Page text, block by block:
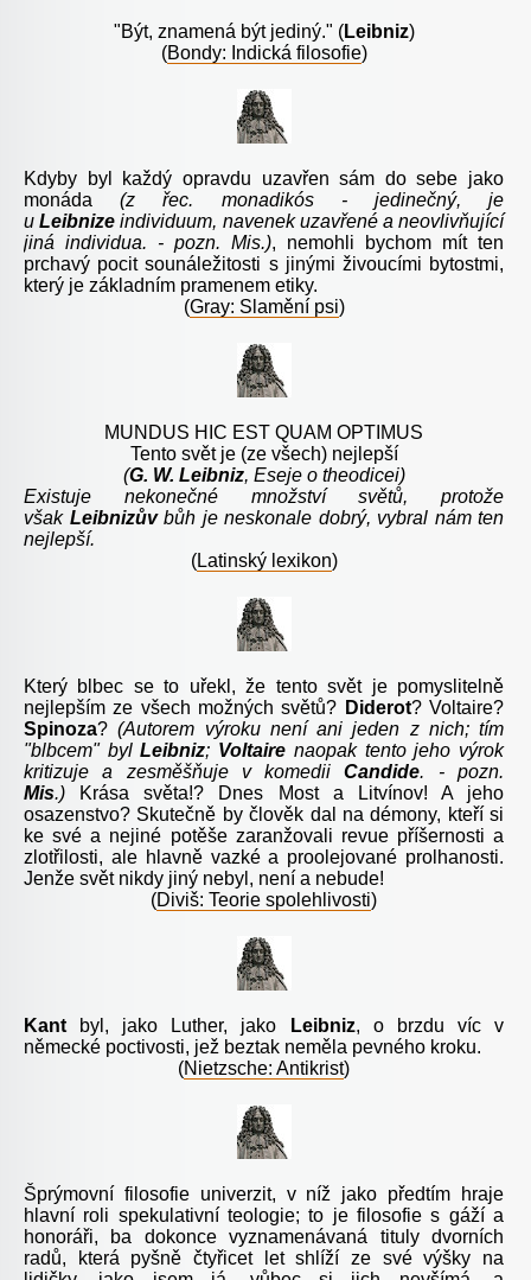
"Být, znamená být jediný." (Leibniz)
(Bondy: Indická filosofie)
Kdyby byl každý opravdu uzavřen sám do sebe jako
monáda
(z řec. monadikós - jedinečný, je
u Leibnize individuum, navenek uzavřené a neovlivňující
jiná individua. - pozn. Mis.), nemohli bychom mít ten
prchavý pocit sounáležitosti s jinými živoucími bytostmi,
který je základním pramenem etiky.
(Gray: Slamění psi)
MUNDUS HIC EST QUAM OPTIMUS
Tento svět je (ze všech) nejlepší
(G. W. Leibniz, Eseje o theodicei)
Existuje nekonečné množství světů, protože
však Leibnizův bůh je neskonale dobrý, vybral nám ten
nejlepší.
(Latinský lexikon)
Který blbec se to uřekl, že tento svět je pomyslitelně
nejlepším ze všech možných světů? Diderot? Voltaire?
Spinoza? (Autorem výroku není ani jeden z nich; tím
"blbcem" byl Leibniz; Voltaire naopak tento jeho výrok
kritizuje a zesměšňuje v komediiCandide. - pozn.
Mis.) Krásasvěta!? Dnes Most a Litvínov! A jeho
osazenstvo? Skutečně by člověk dal na démony, kteří si
ke své a nejiné potěše zaranžovali revue příšernosti a
zlotřilosti, ale hlavně vazké a proolejované prolhanosti.
Jenže svět nikdy jiný nebyl, není a nebude!
(Diviš: Teorie spolehlivosti)
Kant byl, jako Luther, jako Leibniz, o brzdu víc v
německé poctivosti, jež beztak neměla pevného kroku.
(Nietzsche: Antikrist)
Šprýmovní filosofie univerzit, v níž jako předtím hraje
hlavní roli spekulativní teologie; to je filosofie s gáží a
honoráři, ba dokonce vyznamenávaná tituly dvorních
radů, která pyšně čtyřicet let shlíží ze své výšky na